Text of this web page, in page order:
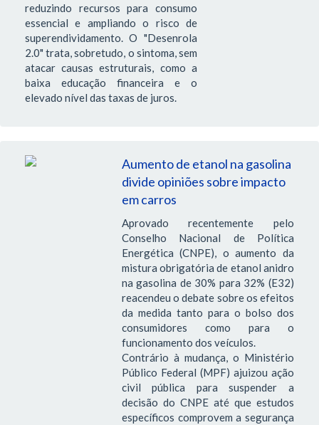
reduzindo recursos para consumo
essencial e ampliando o risco de
superendividamento. O "Desenrola
2.0" trata, sobretudo, o sintoma, sem
atacar causas estruturais, como a
baixa educação financeira e o
elevado nível das taxas de juros.
Aumento de etanol na gasolina
divide opiniões sobre impacto
em carros
Aprovado recentemente pelo
Conselho Nacional de Política
Energética (CNPE), o aumento da
mistura obrigatória de etanol anidro
na gasolina de 30% para 32% (E32)
reacendeu o debate sobre os efeitos
da medida tanto para o bolso dos
consumidores como para o
funcionamento dos veículos.
Contrário à mudança, o Ministério
Público Federal (MPF) ajuizou ação
civil pública para suspender a
decisão do CNPE até que estudos
específicos comprovem a segurança